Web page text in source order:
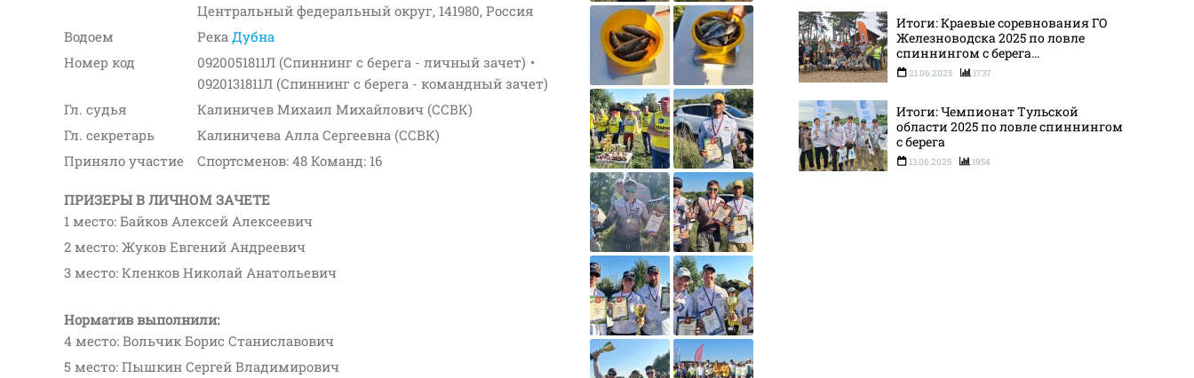
Центральный федеральный округ, 141980, Россия
Водоем
Река Дубна
Номер код
0920051811Л (Спиннинг с берега - личный зачет)
0920131811Л (Спиннинг с берега - командный зачет)
Гл. судья
Калиничев Михаил Михайлович (ССВК)
Гл. секретарь
Калиничева Алла Сергеевна (ССВК)
Приняло участие
Спортсменов: 48 Команд: 16
ПРИЗЕРЫ В ЛИЧНОМ ЗАЧЕТЕ
1 место: Байков Алексей Алексеевич
2 место: Жуков Евгений Андреевич
3 место: Кленков Николай Анатольевич
Норматив выполнили:
4 место: Вольчик Борис Станиславович
5 место: Пышкин Сергей Владимирович
Итоги: Краевые соревнования ГО
Железноводска 2025 по ловле
спиннингом с берега...
21.06.2025 1737
Итоги: Чемпионат Тульской
области 2025 по ловле спиннингом
с берега
13.06.2025 1954